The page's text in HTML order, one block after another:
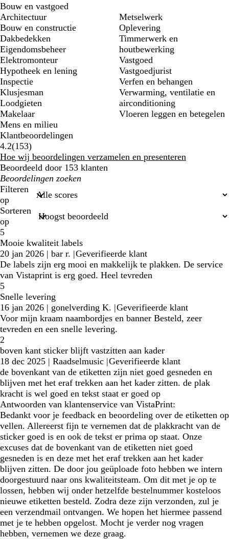
Bouw en vastgoed
Architectuur
Bouw en constructie
Dakbedekken
Eigendomsbeheer
Elektromonteur
Hypotheek en lening
Inspectie
Klusjesman
Loodgieten
Makelaar
Mens en milieu
Metselwerk
Oplevering
Timmerwerk en
houtbewerking
Vastgoed
Vastgoedjurist
Verfen en behangen
Verwarming, ventilatie en
airconditioning
Vloeren leggen en betegelen
Klantbeoordelingen
4.2(153153
klantbeoordelingen
)
Hoe wij beoordelingen verzamelen en presenteren
Beoordeeld door 153 klanten
Mijn
zoekopdrachten
Filteren
op
Sorteren
op
5
Mooie kwaliteit labels
20 jan 2026 | bar r. |Geverifieerde klant
De labels zijn erg mooi en makkelijk te plakken. De service
van Vistaprint is erg goed. Heel tevreden
5
Snelle levering
16 jan 2026 | gonelverding K. |Geverifieerde klant
Voor mijn kraam naambordjes en banner Besteld, zeer
tevreden en een snelle levering.
2
boven kant sticker blijft vastzitten aan kader
18 dec 2025 | Raadselmusic |Geverifieerde klant
de bovenkant van de etiketten zijn niet goed gesneden en
blijven met het eraf trekken aan het kader zitten. de plak
kracht is wel goed en tekst staat er goed op
Antwoorden van klantenservice van VistaPrint:
Bedankt voor je feedback en beoordeling over de etiketten op
vellen. Allereerst fijn te vernemen dat de plakkracht van de
sticker goed is en ook de tekst er prima op staat. Onze
excuses dat de bovenkant van de etiketten niet goed
gesneden is en deze met het eraf trekken aan het kader
blijven zitten. De door jou geüploade foto hebben we intern
doorgestuurd naar ons kwaliteitsteam. Om dit met je op te
lossen, hebben wij onder hetzelfde bestelnummer kosteloos
nieuwe etiketten besteld. Zodra deze zijn verzonden, zul je
een verzendmail ontvangen. We hopen het hiermee passend
met je te hebben opgelost. Mocht je verder nog vragen
hebben, vernemen we deze graag.